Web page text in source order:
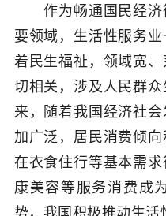
作为畅通国民经济
要领域，生活性服务
着民生福祉，领域宽
切相关，涉及人民群
来，随着我国经济社
加广泛，居民消费倾向
在衣食住行等基本需
康美容等服务消费成
势，我国积极推动生活